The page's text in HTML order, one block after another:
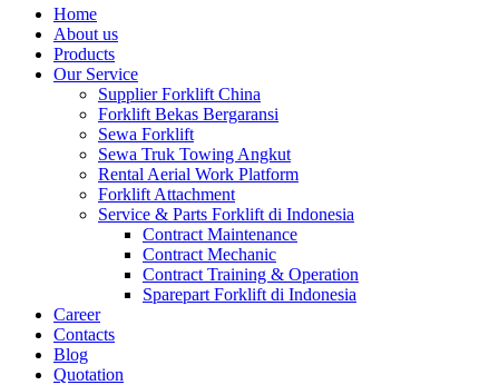
Home
About us
Products
Our Service
Supplier Forklift China
Forklift Bekas Bergaransi
Sewa Forklift
Sewa Truk Towing Angkut
Rental Aerial Work Platform
Forklift Attachment
Service & Parts Forklift di Indonesia
Contract Maintenance
Contract Mechanic
Contract Training & Operation
Sparepart Forklift di Indonesia
Career
Contacts
Blog
Quotation